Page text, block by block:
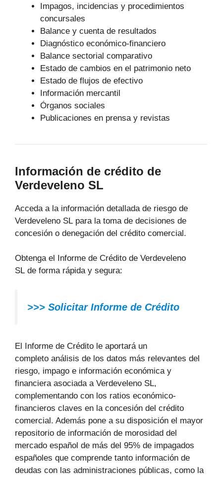
Impagos, incidencias y procedimientos
concursales
Balance y cuenta de resultados
Diagnóstico económico-financiero
Balance sectorial comparativo
Estado de cambios en el patrimonio neto
Estado de flujos de efectivo
Información mercantil
Órganos sociales
Publicaciones en prensa y revistas
Información de crédito de
Verdeveleno SL
Acceda a la información detallada de riesgo de
Verdeveleno SL para la toma de decisiones de
concesión o denegación del crédito comercial.
Obtenga el Informe de Crédito de Verdeveleno
SL de forma rápida y segura:
>>> Solicitar Informe de Crédito
El Informe de Crédito le aportará un
completo análisis de los datos más relevantes del
riesgo, impago e información económica y
financiera asociada a Verdeveleno SL,
complementando con los ratios económico-
financieros claves en la concesión del crédito
comercial. Además pone a su disposición el mayor
repositorio de información de morosidad del
mercado español de más del 95% de impagados
españoles que comprende tanto información de
deudas con las administraciones públicas, como la